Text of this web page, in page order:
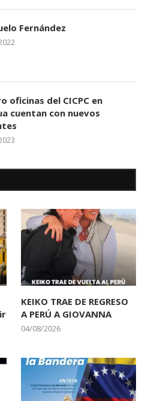
Fernández
oficinas del CICPC en
cuentan con nuevos
KEIKO TRAE DE REGRESO
A PERÚ A GIOVANNA
04/08/2026